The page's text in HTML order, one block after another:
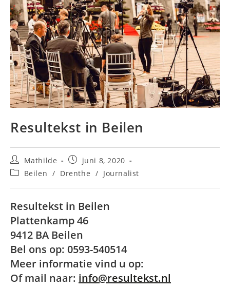
Resultekst in Beilen
Bericht
auteur:
Mathilde
Bericht
gepubliceerd
op:
juni 8, 2020
Berichtcategorie:
Beilen / Drenthe / Journalist
Resultekst in Beilen
Plattenkamp 46
9412 BA Beilen
Bel ons op: 0593-540514
Meer informatie vind u op:
Of mail naar: info@resultekst.nl